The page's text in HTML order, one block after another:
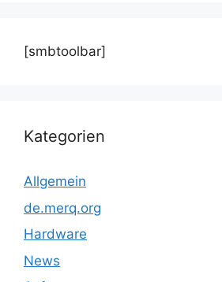
[smbtoolbar]
Kategorien
Allgemein
de.merq.org
Hardware
News